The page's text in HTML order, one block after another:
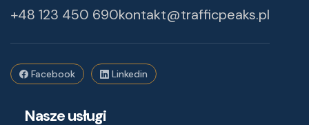
+48 123 450 690kontakt@trafficpeaks.pl
Facebook Linkedin
Nasze usługi